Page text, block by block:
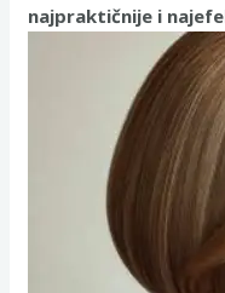
najpraktičnije i